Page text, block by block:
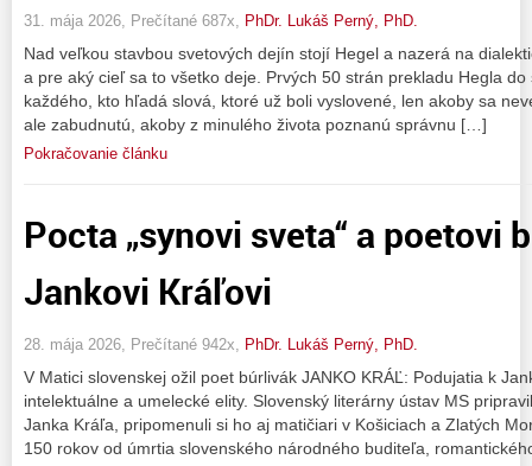
31. mája 2026, Prečítané 687x, PhDr. Lukáš Perný, PhD.
Nad veľkou stavbou svetových dejín stojí Hegel a nazerá na
a pre aký cieľ sa to všetko deje. Prvých 50 strán prekladu Hegla
každého, kto hľadá slová, ktoré už boli vyslovené, len akoby sa
ale zabudnutú, akoby z minulého života poznanú správnu […]
Pokračovanie článku
Pocta „synovi sveta“ a poetovi
Jankovi Kráľovi
28. mája 2026, Prečítané 942x, PhDr. Lukáš Perný, PhD.
V Matici slovenskej ožil poet búrlivák JANKO KRÁĽ: Podujatia k
intelektuálne a umelecké elity. Slovenský literárny ústav MS
Janka Kráľa, pripomenuli si ho aj matičiari v Košiciach a Zlatých
150 rokov od úmrtia slovenského národného buditeľa,